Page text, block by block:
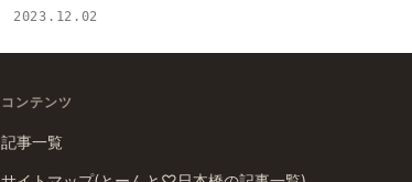
2023.12.02
コンテンツ
記事一覧